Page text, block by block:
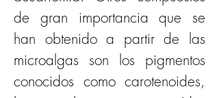
de gran importancia que se
han obtenido a partir de las
microalgas son los pigmentos
conocidos como carotenoides,